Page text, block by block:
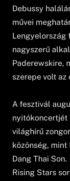
Debussy
művei
Lengyelország
nagyszerű
Paderewskire,
szerepe volt az
A fesztivál
nyitókoncertjét
világhírű
közönség, mint
Dang Thai Son.
Rising Stars